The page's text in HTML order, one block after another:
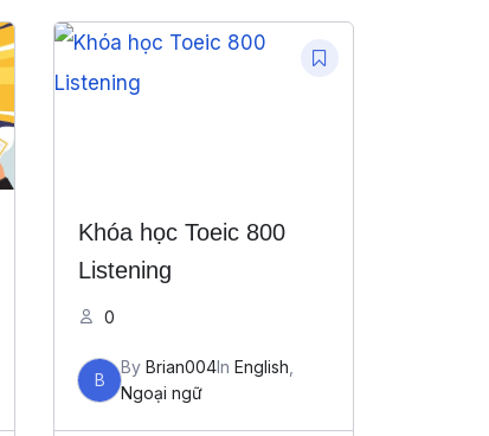
Khóa học Toeic 800
Listening
0
B
ByBrian004InEnglish
Ngoại ngữ